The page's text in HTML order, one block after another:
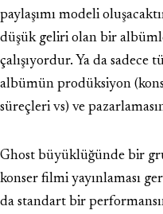
paylaşımı modeli
düşük geliri olan bir
çalışıyordur. Ya da
albümün prodüksiyon
süreçleri vs) ve
Ghost büyüklüğünde bir
konser filmi yayınlaması
da standart bir